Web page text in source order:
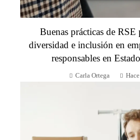
Buenas prácticas de RSE
diversidad e inclusión en
responsables en
Carla Ortega